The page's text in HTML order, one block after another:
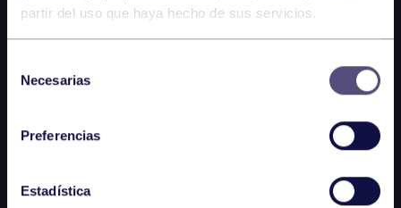
partir del uso que haya hecho de sus servicios.
Necesarias
Preferencias
Estadística